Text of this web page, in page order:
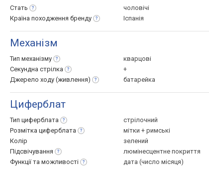
Стать
чоловічі
Країна походження бренду Іспанія
Механізм
Тип механізму
кварцові
Секундна стрілка
+
Джерело ходу (живлення) батарейка
Циферблат
Тип циферблата
стрілочний
Розмітка циферблата
мітки + римські
Колір
зелений
Підсвічування
люмінесцентне покриття
Функції та можливості дата (число місяця)